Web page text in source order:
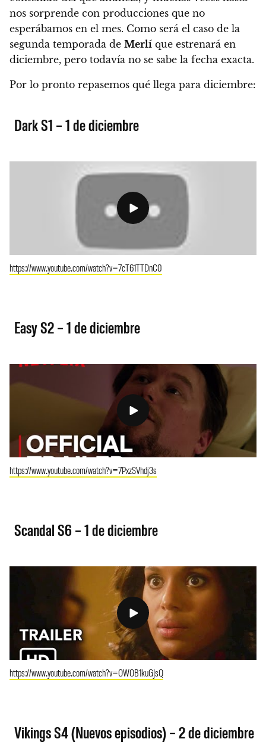
nos sorprende con producciones que no
esperábamos en el mes. Como será el caso de la
segunda temporada de Merlí que estrenará en
diciembre, pero todavía no se sabe la fecha exacta.
Por lo pronto repasemos qué llega para diciembre:
Dark S1 – 1 de diciembre
https://www.youtube.com/watch?v=7cT61TTDnC0
Easy S2 – 1 de diciembre
https://www.youtube.com/watch?v=7PxzSVhdj3s
Scandal S6 – 1 de diciembre
https://www.youtube.com/watch?v=OWOB1kuGJsQ
Vikings S4 (Nuevos episodios) – 2 de diciembre